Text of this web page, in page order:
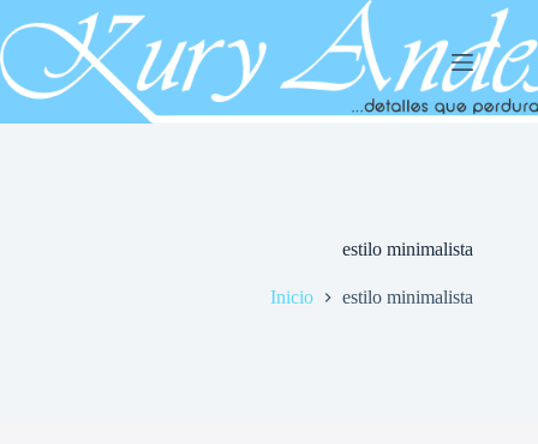
al
contenido
estilo minimalista
Inicio estilo minimalista